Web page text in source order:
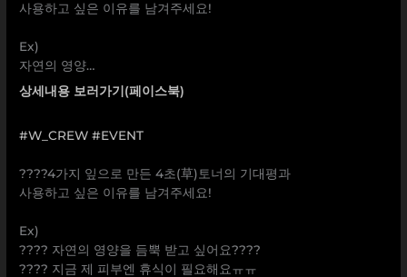
사용하고 싶은 이유를 남겨주세요!
Ex)
자연의 영양…
상세내용 보러가기(페이스북)
#W_CREW #EVENT
????4가지 잎으로 만든 4초(草)토너의 기대평과
사용하고 싶은 이유를 남겨주세요!
Ex)
???? 자연의 영양을 듬뿍 받고 싶어요????
???? 지금 제 피부엔 휴식이 필요해요ㅠㅠ